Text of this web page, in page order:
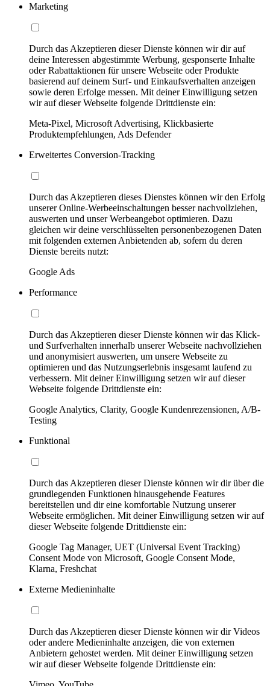
Marketing
Durch das Akzeptieren dieser Dienste können wir dir auf
deine Interessen abgestimmte Werbung, gesponserte Inhalte
oder Rabattaktionen für unsere Webseite oder Produkte
basierend auf deinem Surf- und Einkaufsverhalten anzeigen
sowie deren Erfolge messen. Mit deiner Einwilligung setzen
wir auf dieser Webseite folgende Drittdienste ein:
Meta-Pixel, Microsoft Advertising, Klickbasierte
Produktempfehlungen, Ads Defender
Erweitertes Conversion-Tracking
Durch das Akzeptieren dieses Dienstes können wir den Erfolg
unserer Online-Werbeeinschaltungen besser nachvollziehen,
auswerten und unser Werbeangebot optimieren. Dazu
gleichen wir deine verschlüsselten personenbezogenen Daten
mit folgenden externen Anbietenden ab, sofern du deren
Dienste bereits nutzt:
Google Ads
Performance
Durch das Akzeptieren dieser Dienste können wir das Klick-
und Surfverhalten innerhalb unserer Webseite nachvollziehen
und anonymisiert auswerten, um unsere Webseite zu
optimieren und das Nutzungserlebnis insgesamt laufend zu
verbessern. Mit deiner Einwilligung setzen wir auf dieser
Webseite folgende Drittdienste ein:
Google Analytics, Clarity, Google Kundenrezensionen, A/B-
Testing
Funktional
Durch das Akzeptieren dieser Dienste können wir dir über die
grundlegenden Funktionen hinausgehende Features
bereitstellen und dir eine komfortable Nutzung unserer
Webseite ermöglichen. Mit deiner Einwilligung setzen wir auf
dieser Webseite folgende Drittdienste ein:
Google Tag Manager, UET (Universal Event Tracking)
Consent Mode von Microsoft, Google Consent Mode,
Klarna, Freshchat
Externe Medieninhalte
Durch das Akzeptieren dieser Dienste können wir dir Videos
oder andere Medieninhalte anzeigen, die von externen
Anbietern gehostet werden. Mit deiner Einwilligung setzen
wir auf dieser Webseite folgende Drittdienste ein: